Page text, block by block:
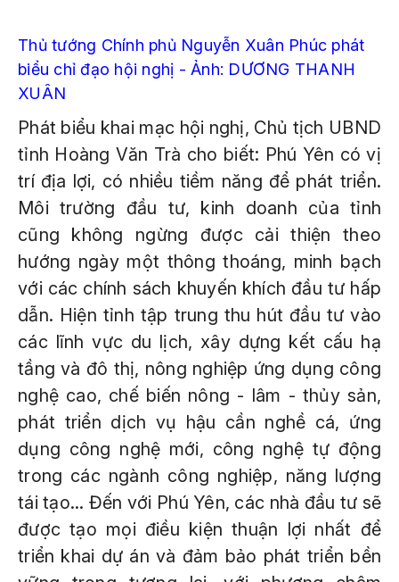
Thủ tướng Chính phủ Nguyễn Xuân Phúc phát
biểu chỉ đạo hội nghị - Ảnh: DƯƠNG THANH
XUÂN
Phát biểu khai mạc hội nghị, Chủ tịch UBND
tỉnh Hoàng Văn Trà cho biết: Phú Yên có vị
trí địa lợi, có nhiều tiềm năng để phát triển.
Môi trường đầu tư, kinh doanh của tỉnh
cũng không ngừng được cải thiện theo
hướng ngày một thông thoáng, minh bạch
với các chính sách khuyến khích đầu tư hấp
dẫn. Hiện tỉnh tập trung thu hút đầu tư vào
các lĩnh vực du lịch, xây dựng kết cấu hạ
tầng và đô thị, nông nghiệp ứng dụng công
nghệ cao, chế biến nông - lâm - thủy sản,
phát triển dịch vụ hậu cần nghề cá, ứng
dụng công nghệ mới, công nghệ tự động
trong các ngành công nghiệp, năng lượng
tái tạo... Đến với Phú Yên, các nhà đầu tư sẽ
được tạo mọi điều kiện thuận lợi nhất để
triển khai dự án và đảm bảo phát triển bền